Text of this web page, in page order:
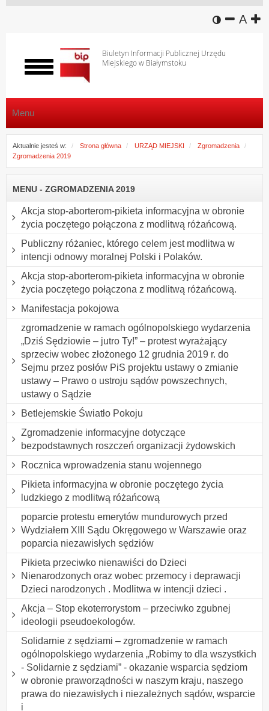
wersja
A
Biuletyn Informacji Publicznej Urzędu
Miejskiego w Białymstoku
Włącz
menu
Menu
Aktualnie jesteś w: Strona główna URZĄD MIEJSKI
Zgromadzenia
Zgromadzenia 2019
MENU - ZGROMADZENIA 2019
Akcja stop-aborterom-pikieta informacyjna w obronie
życia poczętego połączona z modlitwą różańcową.
Publiczny różaniec, którego celem jest modlitwa w
intencji odnowy moralnej Polski i Polaków.
Akcja stop-aborterom-pikieta informacyjna w obronie
życia poczętego połączona z modlitwą różańcową.
Manifestacja pokojowa
zgromadzenie w ramach ogólnopolskiego wydarzenia
„Dziś Sędziowie – jutro Ty!” – protest wyrażający
sprzeciw wobec złożonego 12 grudnia 2019 r. do
Sejmu przez posłów PiS projektu ustawy o zmianie
ustawy – Prawo o ustroju sądów powszechnych,
ustawy o Sądzie
Betlejemskie Światło Pokoju
Zgromadzenie informacyjne dotyczące
bezpodstawnych roszczeń organizacji żydowskich
Rocznica wprowadzenia stanu wojennego
Pikieta informacyjna w obronie poczętego życia
ludzkiego z modlitwą różańcową
poparcie protestu emerytów mundurowych przed
Wydziałem XIII Sądu Okręgowego w Warszawie oraz
poparcia niezawisłych sędziów
Pikieta przeciwko nienawiści do Dzieci
Nienarodzonych oraz wobec przemocy i deprawacji
Dzieci narodzonych . Modlitwa w intencji dzieci .
Akcja – Stop ekoterrorystom – przeciwko zgubnej
ideologii pseudoekologów.
Solidarnie z sędziami – zgromadzenie w ramach
ogólnopolskiego wydarzenia „Robimy to dla wszystkich
- Solidarnie z sędziami” - okazanie wsparcia sędziom
w obronie praworządności w naszym kraju, naszego
prawa do niezawisłych i niezależnych sądów, wsparcie
i